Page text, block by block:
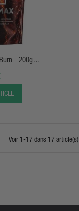
- 200g -
Voir 1-17 dans 17 article(s).